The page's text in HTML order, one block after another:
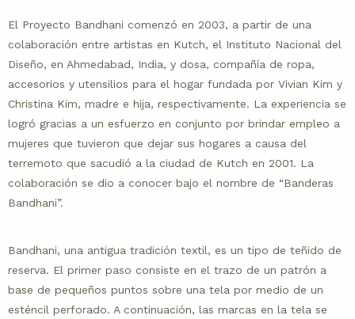
El Proyecto Bandhani comenzó en 2003, a partir de una
colaboración entre artistas en Kutch, el Instituto Nacional del
Diseño, en Ahmedabad, India, y dosa, compañía de ropa,
accesorios y utensilios para el hogar fundada por Vivian Kim y
Christina Kim, madre e hija, respectivamente. La experiencia se
logró gracias a un esfuerzo en conjunto por brindar empleo a
mujeres que tuvieron que dejar sus hogares a causa del
terremoto que sacudió a la ciudad de Kutch en 2001. La
colaboración se dio a conocer bajo el nombre de “Banderas
Bandhani”.
Bandhani, una antigua tradición textil, es un tipo de teñido de
reserva. El primer paso consiste en el trazo de un patrón a
base de pequeños puntos sobre una tela por medio de un
esténcil perforado. A continuación, las marcas en la tela se